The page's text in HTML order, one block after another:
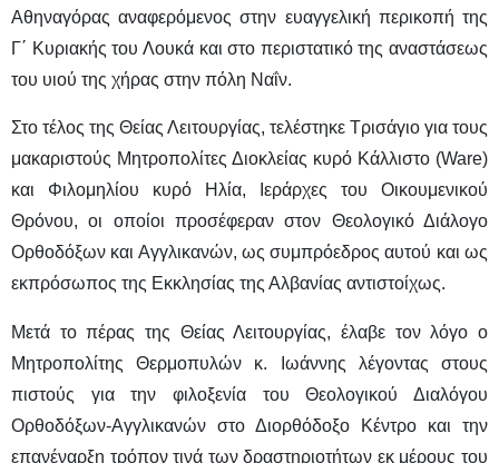
Αθηναγόρας αναφερόμενος στην ευαγγελική περικοπή της
Γ΄ Κυριακής του Λουκά και στο περιστατικό της αναστάσεως
του υιού της χήρας στην πόλη Ναΐν.
Στο τέλος της Θείας Λειτουργίας, τελέστηκε Τρισάγιο για τους
μακαριστούς Μητροπολίτες Διοκλείας κυρό Κάλλιστο (Ware)
και Φιλομηλίου κυρό Ηλία, Ιεράρχες του Οικουμενικού
Θρόνου, οι οποίοι προσέφεραν στον Θεολογικό Διάλογο
Ορθοδόξων και Αγγλικανών, ως συμπρόεδρος αυτού και ως
εκπρόσωπος της Εκκλησίας της Αλβανίας αντιστοίχως.
Μετά το πέρας της Θείας Λειτουργίας, έλαβε τον λόγο ο
Μητροπολίτης Θερμοπυλών κ. Ιωάννης λέγοντας στους
πιστούς για την φιλοξενία του Θεολογικού Διαλόγου
Ορθοδόξων-Αγγλικανών στο Διορθόδοξο Κέντρο και την
επανέναρξη τρόπον τινά των δραστηριοτήτων εκ μέρους του